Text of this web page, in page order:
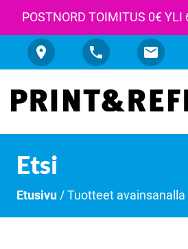
POSTNORD TOIMITUS 0€
Etsi
Etusivu / Tuotteet avainsanalla